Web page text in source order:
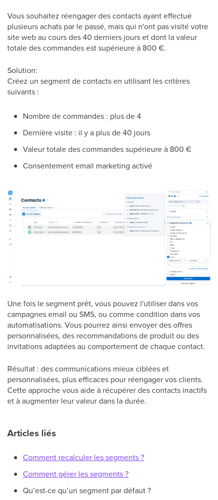
Vous souhaitez réengager des contacts ayant effectué
plusieurs achats par le passé, mais qui n'ont pas visité votre
site web au cours des 40 derniers jours et dont la valeur
totale des commandes est supérieure à 800 €.
Solution:
Créez un segment de contacts en utilisant les critères
suivants :
Nombre de commandes : plus de 4
Dernière visite : il y a plus de 40 jours
Valeur totale des commandes supérieure à 800 €
Consentement email marketing activé
Une fois le segment prêt, vous pouvez l'utiliser dans vos
campagnes email ou SMS, ou comme condition dans vos
automatisations. Vous pourrez ainsi envoyer des offres
personnalisées, des recommandations de produit ou des
invitations adaptées au comportement de chaque contact.
Résultat : des communications mieux ciblées et
personnalisées, plus efficaces pour réengager vos clients.
Cette approche vous aide à récupérer des contacts inactifs
et à augmenter leur valeur dans la durée.
Articles liés
Comment recalculer les segments ?
Comment gérer les segments ?
Qu’est-ce qu’un segment par défaut ?